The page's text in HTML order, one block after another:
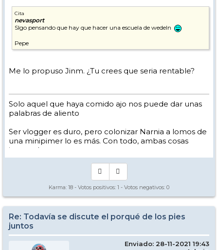
Cita
nevasport
SIgo pensando que hay que hacer una escuela de wedeln
Pepe
Me lo propuso Jinm. ¿Tu crees que seria rentable?
Solo aquel que haya comido ajo nos puede dar unas
palabras de aliento
Ser vlogger es duro, pero colonizar Narnia a lomos de
una minipimer lo es más. Con todo, ambas cosas
intento hacer.
Yo hago esquí extremo : voy de extremo a extremo
Los caminos del esquí son inescrotables ...
Karma: 18 - Votos positivos: 1 - Votos negativos: 0
Re: Todavía se discute el porqué de los pies
juntos
Enviado: 28-11-2021 19:43